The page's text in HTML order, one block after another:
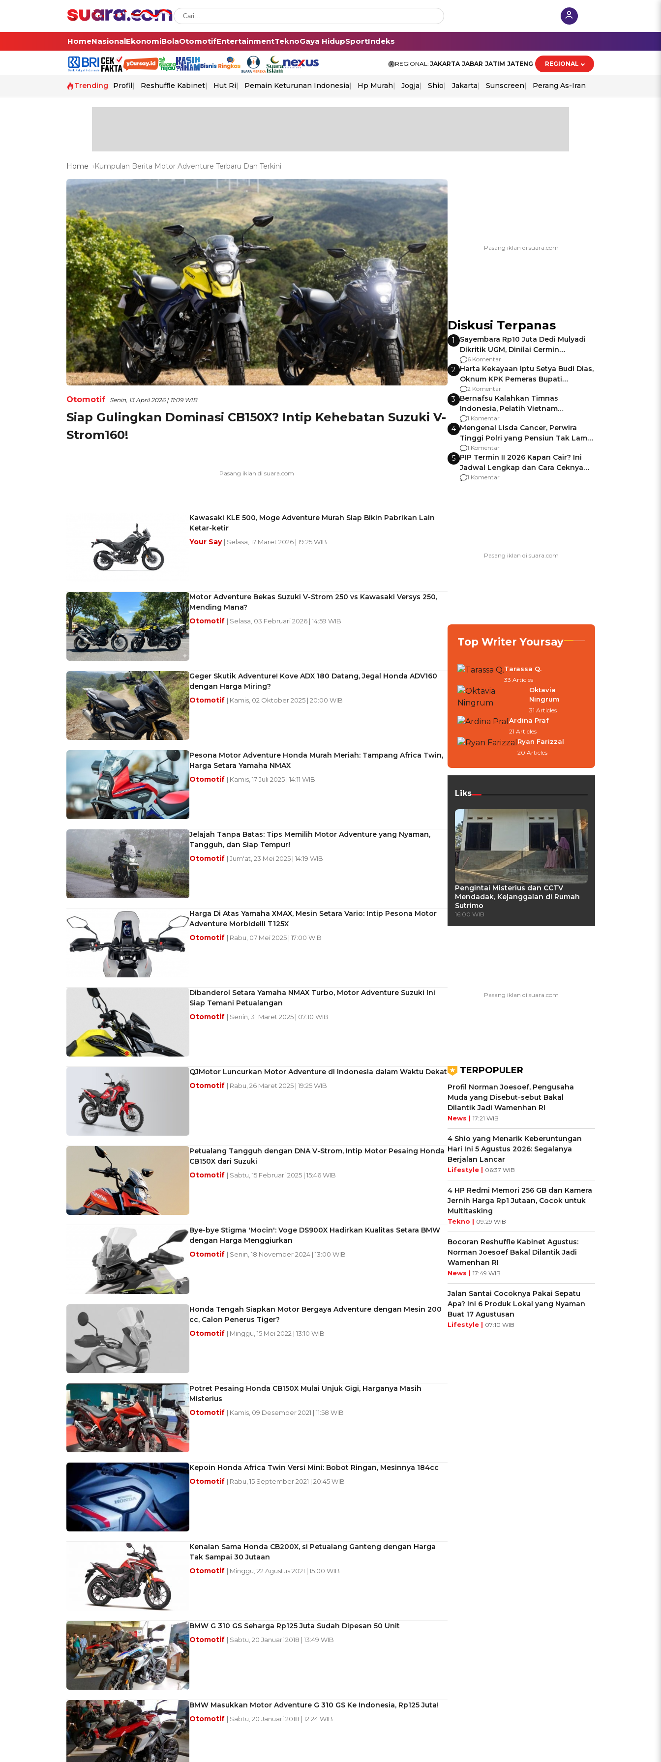
HomeNasionalEkonomiBolaOtomotifEntertainmentTeknoGaya HidupSportIndeks
REGIONAL: JAKARTA JABAR JATIM JATENG REGIONAL
Trending Profil Reshuffle Kabinet Hut Ri Pemain Keturunan Indonesia Hp Murah Jogja Shio Jakarta Sunscreen Perang As-Iran
Home Kumpulan Berita Motor Adventure Terbaru Dan Terkini
Otomotif Senin, 13 April 2026 | 11:09 WIB
Siap Gulingkan Dominasi CB150X? Intip Kehebatan Suzuki V-
Strom160!
Kawasaki KLE 500, Moge Adventure Murah Siap Bikin Pabrikan Lain
Ketar-ketir
Your Say | Selasa, 17 Maret 2026 | 19:25 WIB
Motor Adventure Bekas Suzuki V-Strom 250 vs Kawasaki Versys 250,
Mending Mana?
Otomotif | Selasa, 03 Februari 2026 | 14:59 WIB
Geger Skutik Adventure! Kove ADX 180 Datang, Jegal Honda ADV160
dengan Harga Miring?
Otomotif | Kamis, 02 Oktober 2025 | 20:00 WIB
Pesona Motor Adventure Honda Murah Meriah: Tampang Africa Twin,
Harga Setara Yamaha NMAX
Otomotif | Kamis, 17 Juli 2025 | 14:11 WIB
Jelajah Tanpa Batas: Tips Memilih Motor Adventure yang Nyaman,
Tangguh, dan Siap Tempur!
Otomotif | Jum'at, 23 Mei 2025 | 14:19 WIB
Harga Di Atas Yamaha XMAX, Mesin Setara Vario: Intip Pesona Motor
Adventure Morbidelli T125X
Otomotif | Rabu, 07 Mei 2025 | 17:00 WIB
Dibanderol Setara Yamaha NMAX Turbo, Motor Adventure Suzuki Ini
Siap Temani Petualangan
Otomotif | Senin, 31 Maret 2025 | 07:10 WIB
QJMotor Luncurkan Motor Adventure di Indonesia dalam Waktu Dekat
Otomotif | Rabu, 26 Maret 2025 | 19:25 WIB
Petualang Tangguh dengan DNA V-Strom, Intip Motor Pesaing Honda
CB150X dari Suzuki
Otomotif | Sabtu, 15 Februari 2025 | 15:46 WIB
Bye-bye Stigma 'Mocin': Voge DS900X Hadirkan Kualitas Setara BMW
dengan Harga Menggiurkan
Otomotif | Senin, 18 November 2024 | 13:00 WIB
Honda Tengah Siapkan Motor Bergaya Adventure dengan Mesin 200
cc, Calon Penerus Tiger?
Otomotif | Minggu, 15 Mei 2022 | 13:10 WIB
Potret Pesaing Honda CB150X Mulai Unjuk Gigi, Harganya Masih
Misterius
Otomotif | Kamis, 09 Desember 2021 | 11:58 WIB
Kepoin Honda Africa Twin Versi Mini: Bobot Ringan, Mesinnya 184cc
Otomotif | Rabu, 15 September 2021 | 20:45 WIB
Kenalan Sama Honda CB200X, si Petualang Ganteng dengan Harga
Tak Sampai 30 Jutaan
Otomotif | Minggu, 22 Agustus 2021 | 15:00 WIB
BMW G 310 GS Seharga Rp125 Juta Sudah Dipesan 50 Unit
Otomotif | Sabtu, 20 Januari 2018 | 13:49 WIB
BMW Masukkan Motor Adventure G 310 GS Ke Indonesia, Rp125 Juta!
Otomotif | Sabtu, 20 Januari 2018 | 12:24 WIB
Diskusi Terpanas
1
Sayembara Rp10 Juta Dedi Mulyadi
Dikritik UGM, Dinilai Cermin
Gagalnya Negara Jamin Keamanan
6 Komentar
2 Harta Kekayaan Iptu Setya Budi Dias,
Oknum KPK Pemeras Bupati
Pemalang
2 Komentar
3 Bernafsu Kalahkan Timnas
Indonesia, Pelatih Vietnam
Berencana Pakai Jimat di Pakansari
1 Komentar
4 Mengenal Lisda Cancer, Perwira
Tinggi Polri yang Pensiun Tak Lama
Usai Jadi Brigjen
1 Komentar
5 PIP Termin II 2026 Kapan Cair? Ini
Jadwal Lengkap dan Cara Ceknya
agar Dana Tidak Hangus!
1 Komentar
Top Writer Yoursay
Tarassa Q.
33 Articles
Oktavia
Ningrum
31 Articles
Ardina Praf
21 Articles
Ryan Farizzal
20 Articles
Liks
Pengintai Misterius dan CCTV
Mendadak, Kejanggalan di Rumah
Sutrimo
16:00 WIB
TERPOPULER
Profil Norman Joesoef, Pengusaha
Muda yang Disebut-sebut Bakal
Dilantik Jadi Wamenhan RI
News | 17:21 WIB
4 Shio yang Menarik Keberuntungan
Hari Ini 5 Agustus 2026: Segalanya
Berjalan Lancar
Lifestyle | 06:37 WIB
4 HP Redmi Memori 256 GB dan Kamera
Jernih Harga Rp1 Jutaan, Cocok untuk
Multitasking
Tekno | 09:29 WIB
Bocoran Reshuffle Kabinet Agustus:
Norman Joesoef Bakal Dilantik Jadi
Wamenhan RI
News | 17:49 WIB
Jalan Santai Cocoknya Pakai Sepatu
Apa? Ini 6 Produk Lokal yang Nyaman
Buat 17 Agustusan
Lifestyle | 07:10 WIB